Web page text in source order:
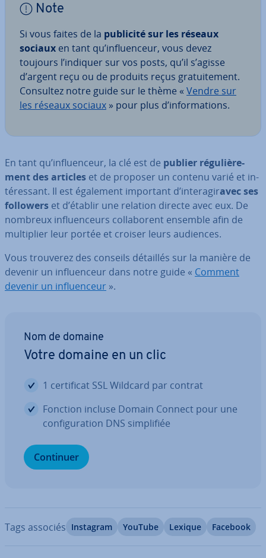
Note
Si vous faites de la publicité sur les réseaux
sociaux en tant qu’in­fluen­ceur, vous devez
toujours l’indiquer sur vos posts, qu’il s’agisse
d’argent reçu ou de produits reçus gra­tui­te­ment.
Consultez notre guide sur le thème « Vendre sur
les réseaux sociaux » pour plus d’in­for­ma­tions.
En tant qu’in­fluen­ceur, la clé est de publier ré­gu­liè­re­
ment des articles et de proposer un contenu varié et in­
té­res­sant. Il est également important d’interagiravec ses
followers et d’établir une relation directe avec eux. De
nombreux in­fluen­ceurs col­la­bo­rent ensemble afin de
mul­ti­plier leur portée et croiser leurs audiences.
Vous trouverez des conseils détaillés sur la manière de
devenir un in­fluen­ceur dans notre guide « Comment
devenir un in­fluen­ceur ».
Nom de domaine
Votre domaine en un clic
1 cer­ti­fi­cat SSL Wildcard par contrat
Fonction incluse Domain Connect pour une
con­fi­gu­ra­tion DNS sim­pli­fiée
Continuer
Tags associés Instagram YouTube Lexique Facebook